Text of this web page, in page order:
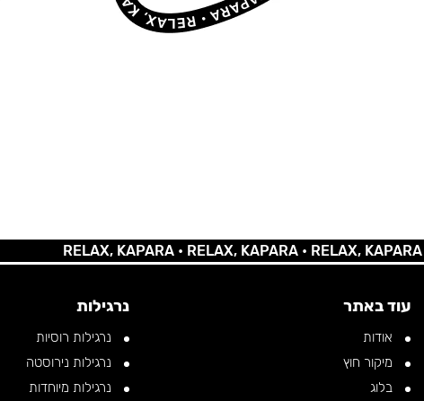
RELAX, KAPARA •RELAX, KAPARA •RELAX, KAPARA •
עוד באתר
אודות
מיקור חוץ
בלוג
נרגילות
נרגילות רוסיות
נרגילות נירוסטה
נרגילות מיוחדות